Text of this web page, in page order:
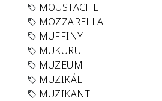
MOUSTACHE
MOZZARELLA
MUFFINY
MUKURU
MUZEUM
MUZIKÁL
MUZIKANT